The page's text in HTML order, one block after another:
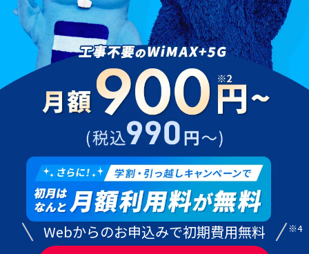
※4
Webからのお申込みで初期費用無料